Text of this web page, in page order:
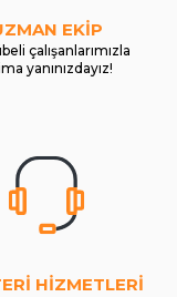
EKİP
çalışanlarımızla
yanınızdayız!
HİZMETLERİ